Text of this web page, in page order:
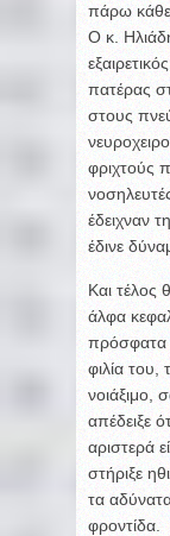
πάρω κάθε
Ο κ.
πατέρας
στους
φριχτούς
έδειχναν
έδινε
Και
άλφα
πρόσφατα
φιλία του,
νοιάξιμο,
απέδειξε
αριστερά
στήριξε
τα
φροντίδα.